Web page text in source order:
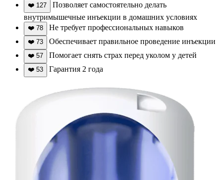
❤️ 127
Позволяет самостоятельно делать
внутримышечные инъекции в домашних условиях
❤️ 78 Не требует профессиональных навыков
❤️ 73 Обеспечивает правильное проведение инъекции
❤️ 57 Помогает снять страх перед уколом у детей
❤️ 53 Гарантия 2 года